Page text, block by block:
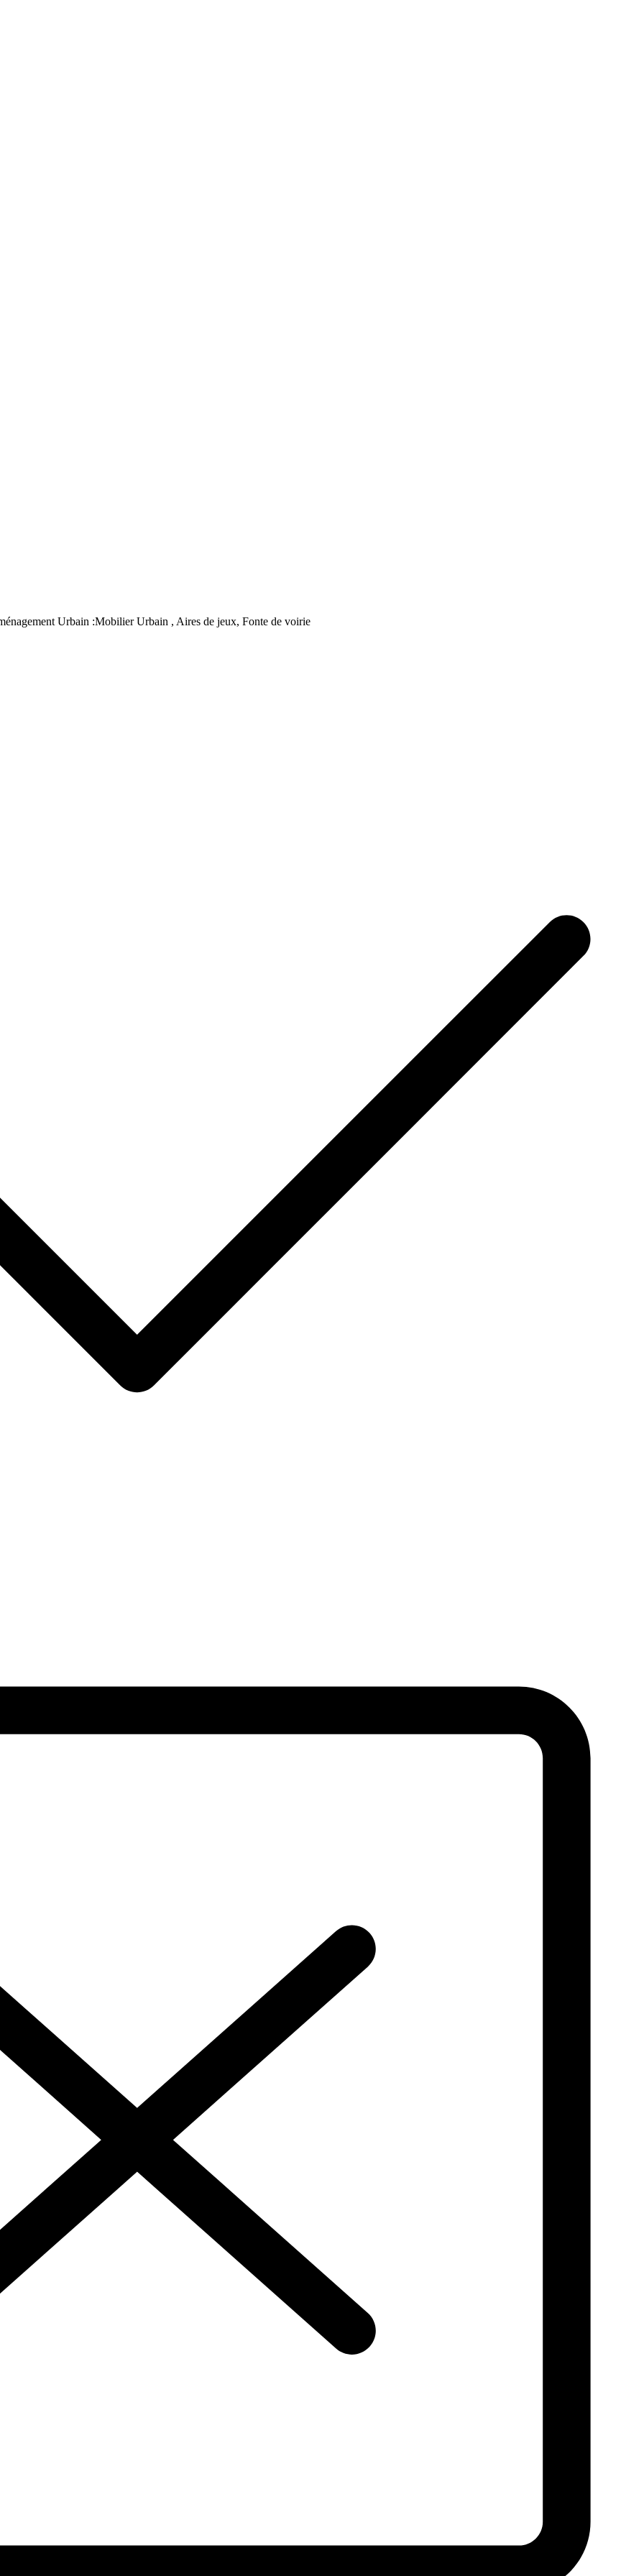
Urbain :Mobilier Urbain , Aires de jeux, Fonte de voirie